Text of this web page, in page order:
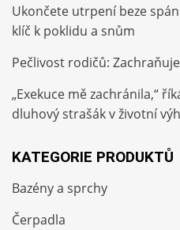
Ukončete utrpení beze
klíč k poklidu a snům
Pečlivost rodičů:
„Exekuce mě zachránila,“
dluhový strašák v životní
KATEGORIE PRODUKTŮ
Bazény a sprchy
Čerpadla